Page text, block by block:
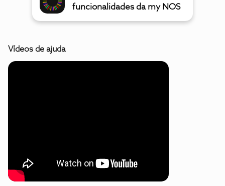
funcionalidades da my NOS
Vídeos de ajuda